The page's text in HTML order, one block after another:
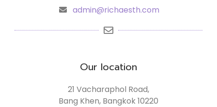
admin@richaesth.com
Our location
21 Vacharaphol Road,
Bang Khen, Bangkok 10220